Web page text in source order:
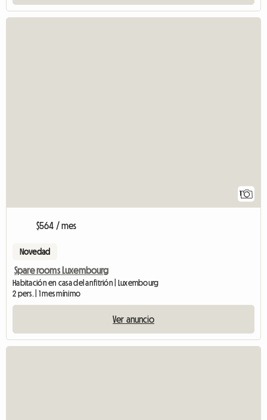
1
$564 / mes
Novedad
Spare rooms Luxembourg
Habitación en casa del anfitrión | Luxembourg
2 pers. | 1 mes mínimo
Ver anuncio